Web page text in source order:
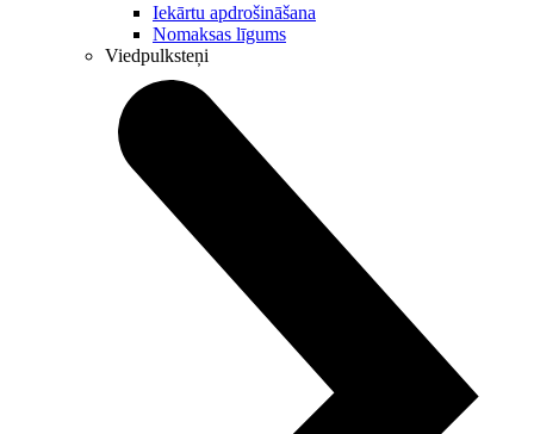
Iekārtu apdrošināšana
Nomaksas līgums
Viedpulksteņi